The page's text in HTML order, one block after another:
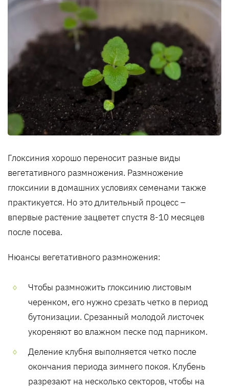
Глоксиния хорошо переносит разные виды
вегетативного размножения. Размножение
глоксинии в домашних условиях семенами также
практикуется. Но это длительный процесс –
впервые растение зацветет спустя 8-10 месяцев
после посева.
Нюансы вегетативного размножения:
Чтобы размножить глоксинию листовым
черенком, его нужно срезать четко в период
бутонизации. Срезанный молодой листочек
укореняют во влажном песке под парником.
Деление клубня выполняется четко после
окончания периода зимнего покоя. Клубень
разрезают на несколько секторов, чтобы на